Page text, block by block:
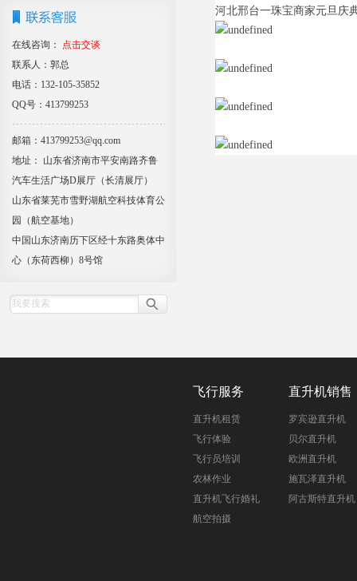
在线咨询：
点击交谈
联系人：郭总
电话：132-105-35852
QQ号：413799253
邮箱：413799253@qq.com
地址： 山东省济南市平安南路齐鲁
汽车生活广场D展厅（长清展厅）
山东省莱芜市雪野湖航空科技体育公
园（航空基地）
中国山东济南历下区经十东路奥体中
心（东荷西柳）8号馆
河北邢台一珠宝商家元旦庆
飞行服务
直升机租赁
飞行体验
飞行员培训
农林作业
直升机飞行婚礼
航空拍摄
直升机销售
罗宾逊直升机
贝尔直升机
欧洲直升机
施瓦泽直升机
阿古斯特直升机